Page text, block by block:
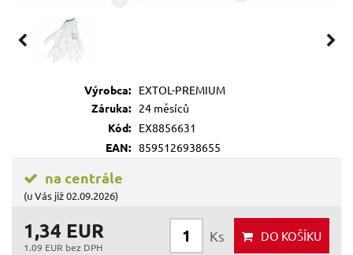
Výrobca:
EXTOL-PREMIUM
Záruka:
24 měsíců
Kód:
EX8856631
EAN: 8595126938655
na centrále
(u Vás již 02.09.2026)
1,34 EUR
1.09 EUR bez DPH
Ks DO KOŠÍKU